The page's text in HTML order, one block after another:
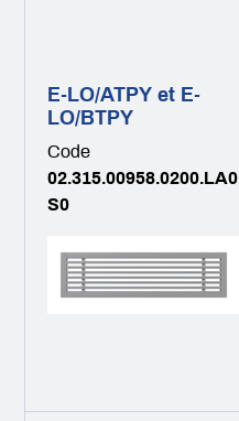
E-LO/ATPY et E-
LO/BTPY
Code
02.315.00958.0200.LA0
S0